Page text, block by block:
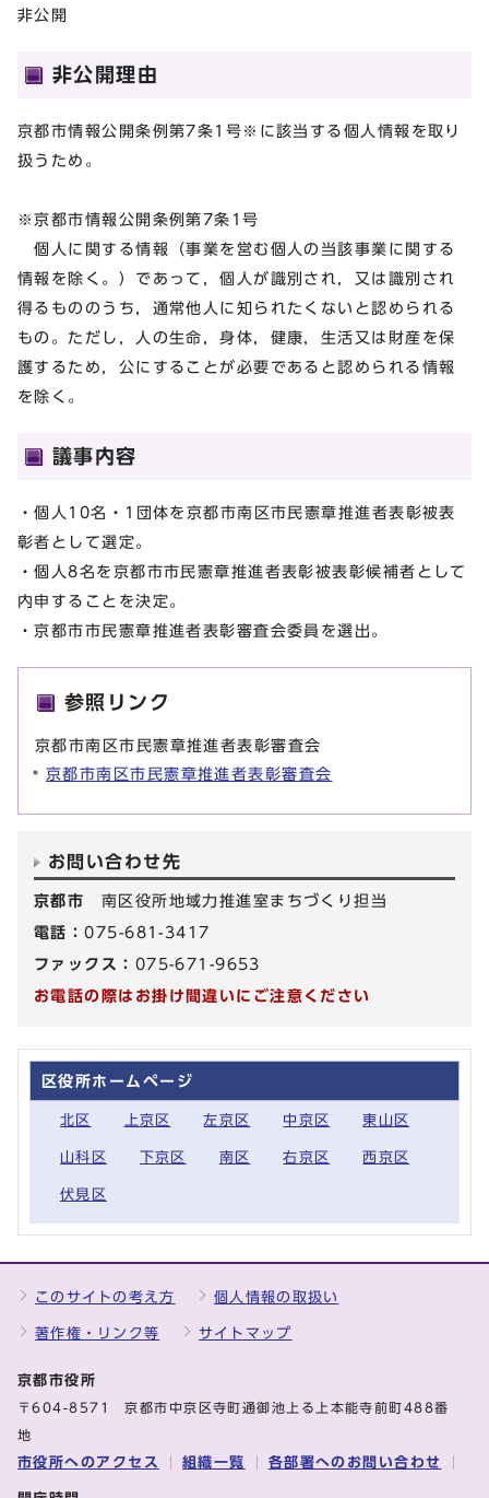
非公開
非公開理由
京都市情報公開条例第7条1号※に該当する個人情報を取り
扱うため。
※京都市情報公開条例第7条1号
個人に関する情報（事業を営む個人の当該事業に関する
情報を除く。）であって，個人が識別され，又は識別され
得るもののうち，通常他人に知られたくないと認められる
もの。ただし，人の生命，身体，健康，生活又は財産を保
護するため，公にすることが必要であると認められる情報
を除く。
議事内容
・個人10名・1団体を京都市南区市民憲章推進者表彰被表
彰者として選定。
・個人8名を京都市市民憲章推進者表彰被表彰候補者として
内申することを決定。
・京都市市民憲章推進者表彰審査会委員を選出。
参照リンク
京都市南区市民憲章推進者表彰審査会
京都市南区市民憲章推進者表彰審査会
お問い合わせ先
京都市 南区役所地域力推進室まちづくり担当
電話：075-681-3417
ファックス： 075-671-9653
お電話の際はお掛け間違いにご注意ください
区役所ホームページ
北区 上京区 左京区 中京区 東山区
山科区 下京区 南区 右京区 西京区
伏見区
このサイトの考え方 個人情報の取扱い
著作権・リンク等 サイトマップ
京都市役所
〒604-8571 京都市中京区寺町通御池上る上本能寺前町488番
地
市役所へのアクセス 組織一覧 各部署へのお問い合わせ